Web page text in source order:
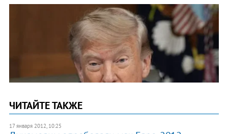
ЧИТАЙТЕ ТАКЖЕ
17 января 2012, 10:25